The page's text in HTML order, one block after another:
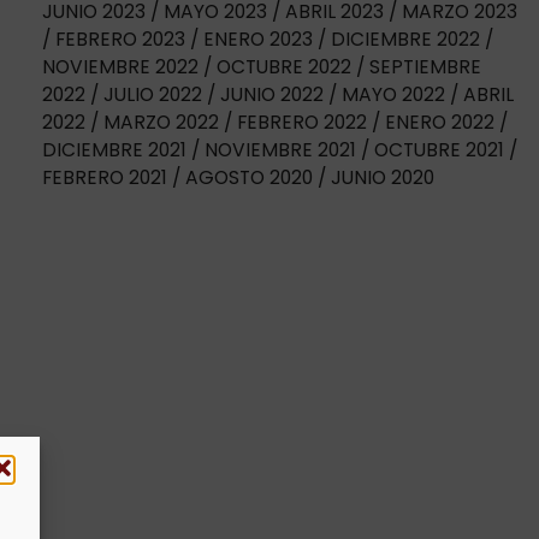
JUNIO 2023
MAYO 2023 ABRIL 2023
MARZO 2023
FEBRERO 2023
ENERO 2023
DICIEMBRE 2022
NOVIEMBRE 2022
OCTUBRE 2022
SEPTIEMBRE
2022
JULIO 2022 JUNIO 2022 MAYO 2022
ABRIL
2022
MARZO 2022 FEBRERO 2022
ENERO 2022
DICIEMBRE 2021
NOVIEMBRE 2021
OCTUBRE 2021
FEBRERO 2021
AGOSTO 2020 JUNIO 2020